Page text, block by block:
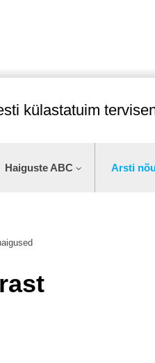
külastatuim
Haiguste ABC Arsti